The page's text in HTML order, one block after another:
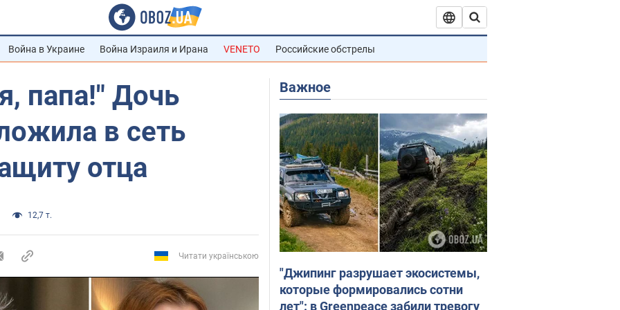
Война в Украине Война Израиля и Ирана VENETO Российские обстрелы
папа!" Дочь
в сеть
отца
12,7 т.
Читати українською
Важное
"Джипинг разрушает экосистемы,
которые формировались сотни
лет": в Greenpeace забили тревогу